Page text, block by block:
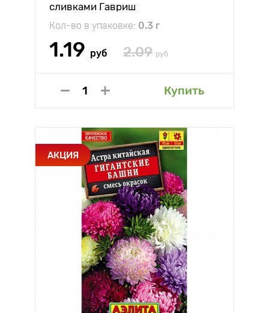
сливками Гавриш
Кол-во в упаковке: 0.3 г
1.19 руб 2.09 руб
Купить
АКЦИЯ